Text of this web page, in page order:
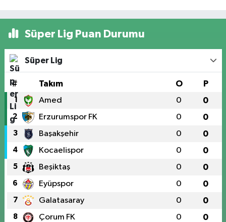
Süper Lig Puan Durumu
Süper Lig
# Takım O P
1 Amed 0 0
2 Erzurumspor FK 0 0
3 Başakşehir 0 0
4 Kocaelispor 0 0
5 Beşiktaş 0 0
6 Eyüpspor 0 0
7 Galatasaray 0 0
8 Çorum FK 0 0